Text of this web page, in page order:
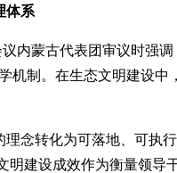
体系
内蒙古代表团审议时强
机制。在生态文明建设
念转化为可落地、可执
建设成效作为衡量领导